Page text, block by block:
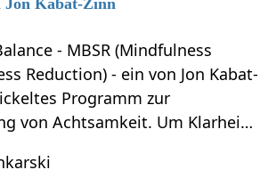
Jon Kabat-Zinn
- MBSR (Mindfulness
Reduction) - ein von Jon Kabat-
Programm zur
von Achtsamkeit. Um Klarhei…